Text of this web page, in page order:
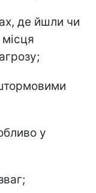
де йшли чи
місця
у